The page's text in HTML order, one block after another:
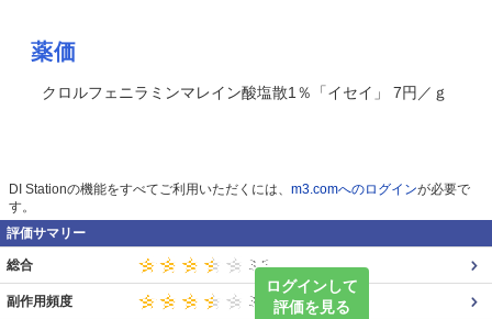
薬価
クロルフェニラミンマレイン酸塩散1％「イセイ」 7円／ｇ
DI Stationの機能をすべてご利用いただくには、 m3.comへのログインが必要で
す。
評価サマリー
ログインして
評価を見る
総合
副作用頻度